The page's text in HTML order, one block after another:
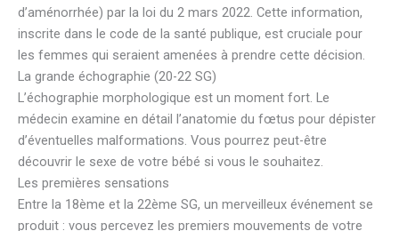
d’aménorrhée) par la loi du 2 mars 2022. Cette information,
inscrite dans le code de la santé publique, est cruciale pour
les femmes qui seraient amenées à prendre cette décision.
La grande échographie (20-22 SG)
L’échographie morphologique est un moment fort. Le
médecin examine en détail l’anatomie du fœtus pour dépister
d’éventuelles malformations. Vous pourrez peut-être
découvrir le sexe de votre bébé si vous le souhaitez.
Les premières sensations
Entre la 18ème et la 22ème SG, un merveilleux événement se
produit : vous percevez les premiers mouvements de votre